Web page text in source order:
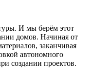
И мы берём этот
домов. Начиная от
заканчивая
автономного
создании проектов.